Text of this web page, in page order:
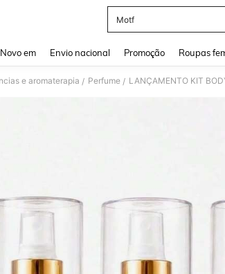
Motf
Novo em Envio nacional Promoção Roupas
e aromaterapia / Perfume / LANÇAMENTO KIT